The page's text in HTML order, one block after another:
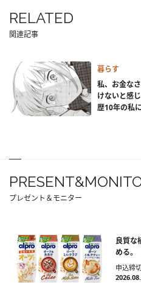
RELATED
関連記事
暮らす
私、お金な
けないと感
歴10年の私
プレゼント＆モニター
良質な
める。
申込締